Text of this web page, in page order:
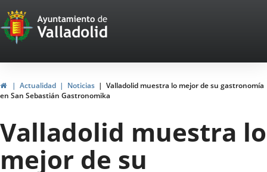
Portal
Web
del
Ayuntamiento
de
Valladolid
InicioActualidad Noticias
Valladolid muestra lo mejor de su gastronomía
en San Sebastián Gastronomika
Valladolid muestra lo
mejor de su